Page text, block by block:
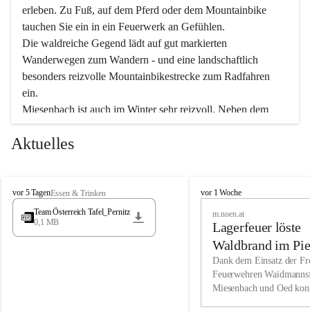
erleben. Zu Fuß, auf dem Pferd oder dem Mountainbike
tauchen Sie ein in ein Feuerwerk an Gefühlen.
Die waldreiche Gegend lädt auf gut markierten
Wanderwegen zum Wandern - und eine landschaftlich
besonders reizvolle Mountainbikestrecke zum Radfahren
ein.
Miesenbach ist auch im Winter sehr reizvoll. Neben dem
Eisstockschießen gibt es auf dem nahe gelegenen Unterberg
wunderschöne Naturschneepisten, die zum Schifahren oder
vielfältige Angebot unserer Kulturvereine.
Überzeugen Sie sich selbst, dass Sie in Miesenbach sowie
in den Beherbergungsbetrieben, Gaststätten und urigen
Wir kennen Miesenbach als lebens- und liebenswerten Ort.
Tradition und Innovation werden ebenso groß geschrieben
Aktuelles
M
i
s
vor 5 TagenEssen & Trinken
Team Österreich Tafel_Pernitz
0,1 MB
M
h
vor 1 Woche
m.noen.at
Lagerfeuer löste
Waldbrand im
aus
Dank dem Einsatz der
Feuerwehren
Miesenbach und Oed